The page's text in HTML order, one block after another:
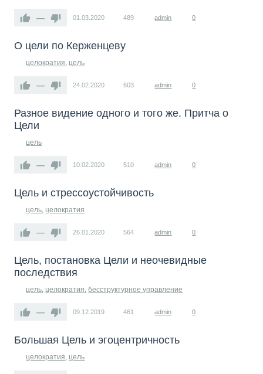
— 01.03.2020 489 admin 0
О цели по Керженцеву
целократия, цель
— 24.02.2020 603 admin 0
Разное видение одного и того же. Притча о
Цели
цель
— 10.02.2020 510 admin 0
Цель и стрессоустойчивость
цель, целократия
— 26.01.2020 564 admin 0
Цель, постановка Цели и неочевидные
последствия
цель, целократия,бесструктурное управление
— 09.12.2019 461 admin 0
Большая Цель и эгоцентричность
целократия, цель